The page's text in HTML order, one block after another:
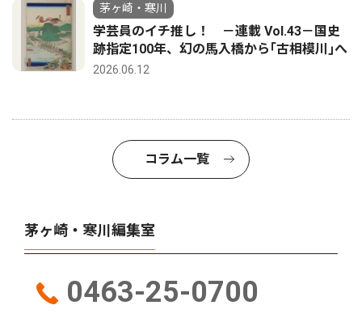
茅ヶ崎・寒川
学芸員のイチ推し！ －連載 Vol.43－国史
跡指定100年、幻の馬入橋から｢古相模川｣へ
2026.06.12
コラム一覧
茅ヶ崎・寒川編集室
0463-25-0700